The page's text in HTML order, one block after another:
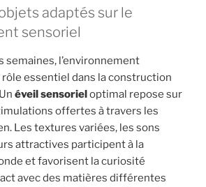
adaptés sur le
sensoriel
semaines, l’environnement
essentiel dans la construction
éveil sensorieloptimal repose sur
offertes à travers les
Les textures variées, les sons
attractives participent à la
et favorisent la curiosité
avec des matières différentes